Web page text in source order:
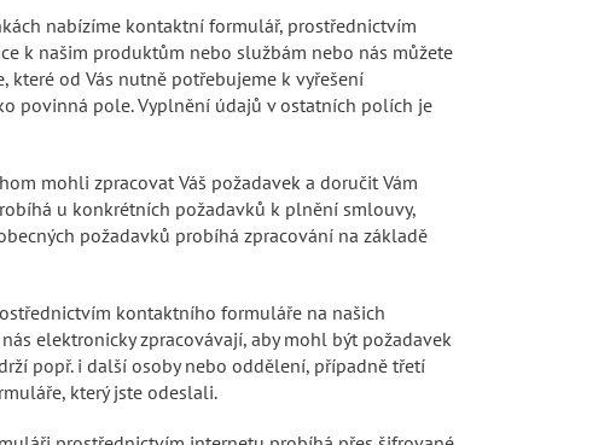
nabízíme kontaktní formulář, prostřednictvím
k našim produktům nebo službám nebo nás můžete
které od Vás nutně potřebujeme k vyřešení
povinná pole. Vyplnění údajů v ostatních polích je
mohli zpracovat Váš požadavek a doručit Vám
u konkrétních požadavků k plnění smlouvy,
požadavků probíhá zpracování na základě
kontaktního formuláře na našich
elektronicky zpracovávají, aby mohl být požadavek
popř. i další osoby nebo oddělení, případně třetí
který jste odeslali.